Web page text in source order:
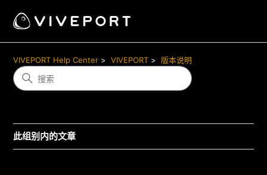
VIVEPORT Help Center VIVEPORT 版本说明
此组别内的文章